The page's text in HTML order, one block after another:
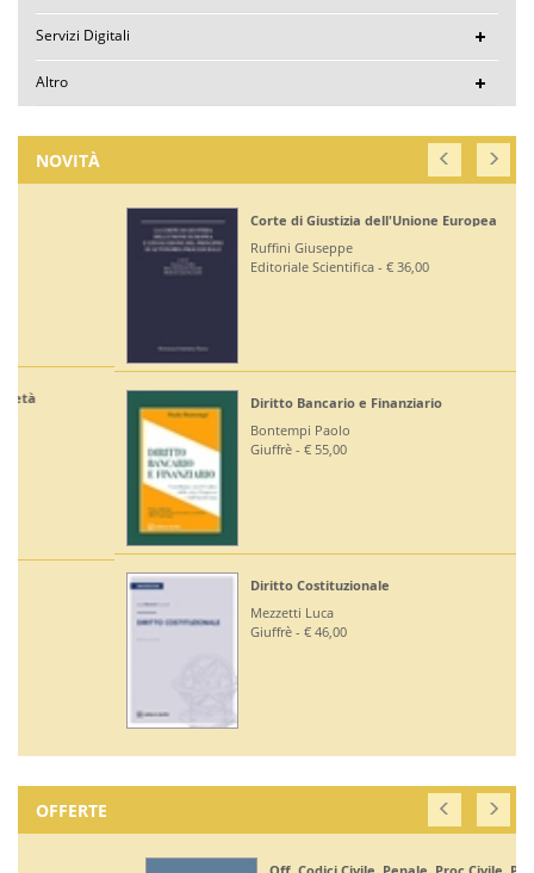
Servizi Digitali
Altro
NOVITÀ
Corte di Giustizia dell'Unione Europea
Ruffini Giuseppe
Editoriale Scientifica - € 36,00
Diritto Bancario e Finanziario
Bontempi Paolo
Giuffrè - € 55,00
Diritto Costituzionale
Mezzetti Luca
Giuffrè - € 46,00
Off. Codici Civile, Penale, Proc Civile, Proc Penale